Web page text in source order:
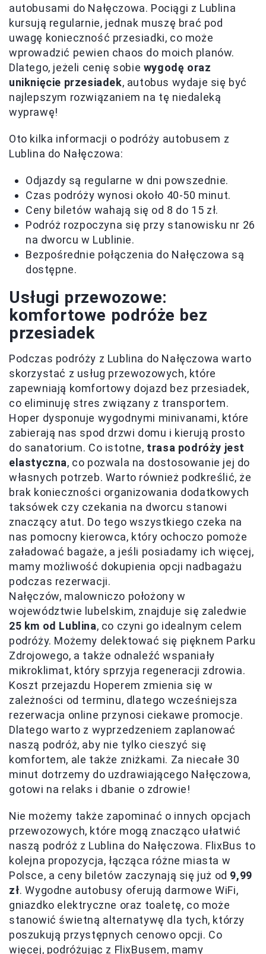
autobusami do Nałęczowa. Pociągi z Lublina
kursują regularnie, jednak muszę brać pod
uwagę konieczność przesiadki, co może
wprowadzić pewien chaos do moich planów.
Dlatego, jeżeli cenię sobie wygodę oraz
uniknięcie przesiadek, autobus wydaje się być
najlepszym rozwiązaniem na tę niedaleką
wyprawę!
Oto kilka informacji o podróży autobusem z
Lublina do Nałęczowa:
Odjazdy są regularne w dni powszednie.
Czas podróży wynosi około 40-50 minut.
Ceny biletów wahają się od 8 do 15 zł.
Podróż rozpoczyna się przy stanowisku nr 26
na dworcu w Lublinie.
Bezpośrednie połączenia do Nałęczowa są
dostępne.
Usługi przewozowe:
komfortowe podróże bez
przesiadek
Podczas podróży z Lublina do Nałęczowa warto
skorzystać z usług przewozowych, które
zapewniają komfortowy dojazd bez przesiadek,
co eliminuję stres związany z transportem.
Hoper dysponuje wygodnymi minivanami, które
zabierają nas spod drzwi domu i kierują prosto
do sanatorium. Co istotne, trasa podróży jest
elastyczna, co pozwala na dostosowanie jej do
własnych potrzeb. Warto również podkreślić, że
brak konieczności organizowania dodatkowych
taksówek czy czekania na dworcu stanowi
znaczący atut. Do tego wszystkiego czeka na
nas pomocny kierowca, który ochoczo pomoże
załadować bagaże, a jeśli posiadamy ich więcej,
mamy możliwość dokupienia opcji nadbagażu
podczas rezerwacji.
Nałęczów, malowniczo położony w
województwie lubelskim, znajduje się zaledwie
25 km od Lublina, co czyni go idealnym celem
podróży. Możemy delektować się pięknem Parku
Zdrojowego, a także odnaleźć wspaniały
mikroklimat, który sprzyja regeneracji zdrowia.
Koszt przejazdu Hoperem zmienia się w
zależności od terminu, dlatego wcześniejsza
rezerwacja online przynosi ciekawe promocje.
Dlatego warto z wyprzedzeniem zaplanować
naszą podróż, aby nie tylko cieszyć się
komfortem, ale także zniżkami. Za niecałe 30
minut dotrzemy do uzdrawiającego Nałęczowa,
gotowi na relaks i dbanie o zdrowie!
Nie możemy także zapominać o innych opcjach
przewozowych, które mogą znacząco ułatwić
naszą podróż z Lublina do Nałęczowa. FlixBus to
kolejna propozycja, łącząca różne miasta w
Polsce, a ceny biletów zaczynają się już od 9,99
zł. Wygodne autobusy oferują darmowe WiFi,
gniazdko elektryczne oraz toaletę, co może
stanowić świetną alternatywę dla tych, którzy
poszukują przystępnych cenowo opcji. Co
więcej, podróżując z FlixBusem, mamy